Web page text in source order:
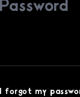
I forgot my